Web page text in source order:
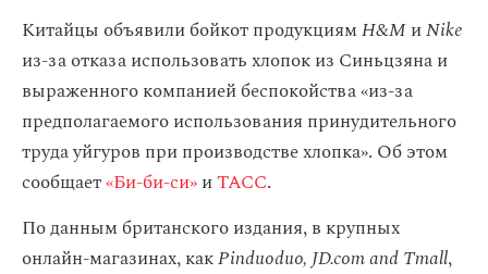
Китайцы объявили бойкот продукциямH&MиNike
из-за отказа использовать хлопок из Синьцзяна и
выраженного компанией беспокойства «из-за
предполагаемого использования принудительного
труда уйгуров при производстве хлопка». Об этом
сообщает«Би-би-си»иТАСС.
По данным британского издания, в крупных
онлайн-магазинах, какPinduoduo, JD.com and Tmall,